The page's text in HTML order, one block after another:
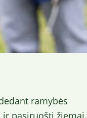
ramybės
pasiruošti žiemai.